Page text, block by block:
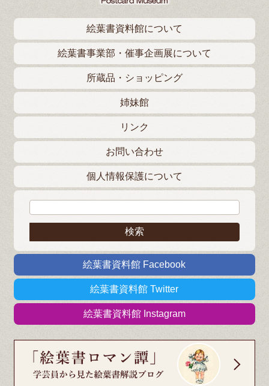
絵葉書資料館について
絵葉書事業部・催事企画展について
所蔵品・ショッピング
姉妹館
リンク
お問い合わせ
個人情報保護について
絵葉書資料館 Facebook
絵葉書資料館 Twitter
絵葉書資料館 Instagram